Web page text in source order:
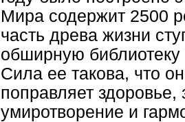
Мира содержит 2500
часть древа жизни
обширную
Сила ее такова, что
поправляет
умиротворение и